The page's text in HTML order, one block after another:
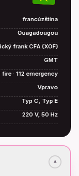
francúzština
Ouagadougou
frank CFA (XOF)
GMT
fire · 112 emergency
Vpravo
Typ C, Typ E
220 V, 50 Hz
▾